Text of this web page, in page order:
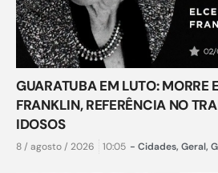
GUARATUBA EM LUTO: MORRE
FRANKLIN, REFERÊNCIA NO
IDOSOS
8 / agosto / 2026 10:05 - Cidades, Geral,